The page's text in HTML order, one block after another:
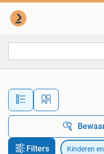
Alle
Filters Kinderen